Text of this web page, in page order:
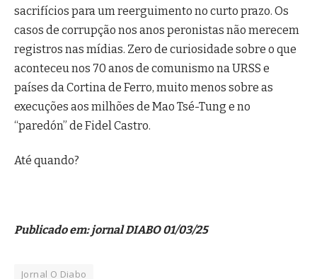
sacrifícios para um reerguimento no curto prazo. Os
casos de corrupção nos anos peronistas não merecem
registros nas mídias. Zero de curiosidade sobre o que
aconteceu nos 70 anos de comunismo na URSS e
países da Cortina de Ferro, muito menos sobre as
execuções aos milhões de Mao Tsé-Tung e no
“paredón” de Fidel Castro.
Até quando?
Publicado em: jornal DIABO 01/03/25
Jornal O Diabo